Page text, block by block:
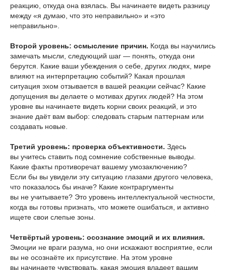
реакцию, откуда она взялась. Вы начинаете видеть разницу
между «я думаю, что это неправильно» и «это
неправильно».
Второй уровень: осмысление причин. Когда вы научились
замечать мысли, следующий шаг — понять, откуда они
берутся. Какие ваши убеждения о себе, других людях, мире
влияют на интерпретацию событий? Какая прошлая
ситуация эхом отзывается в вашей реакции сейчас? Какие
допущения вы делаете о мотивах других людей? На этом
уровне вы начинаете видеть корни своих реакций, и это
знание даёт вам выбор: следовать старым паттернам или
создавать новые.
Третий уровень: проверка объективности. Здесь
вы учитесь ставить под сомнение собственные выводы.
Какие факты противоречат вашему умозаключению?
Если бы вы увидели эту ситуацию глазами другого человека,
что показалось бы иначе? Какие контраргументы
вы не учитываете? Это уровень интеллектуальной честности,
когда вы готовы признать, что можете ошибаться, и активно
ищете свои слепые зоны.
Четвёртый уровень: осознание эмоций и их влияния.
Эмоции не враги разума, но они искажают восприятие, если
вы не осознаёте их присутствие. На этом уровне
вы начинаете чувствовать, какая эмоция владеет вашим